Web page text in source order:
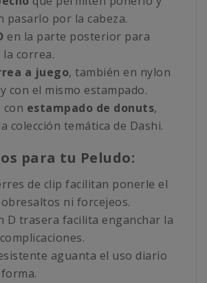
pasarlo por la cabeza.
en la parte posterior para
correa.
a juego, también en nylon
con el mismo estampado.
con estampado de donuts,
colección temática de Dashi.
para tu Peludo:
de clip facilitan ponerle el
ni forcejeos.
D trasera facilita enganchar la
aguanta el uso diario